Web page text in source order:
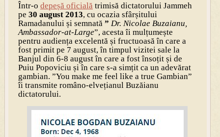
Într-o depeșă oficială trimisă dictatorului Jammeh
pe 30 august 2013, cu ocazia sfârșitului
Ramadanului și semnată ” Dr. Nicolae Buzaianu,
Ambassador-at-Large”, acesta îi mulțumește
pentru audiența excelentă și fructuoasă în care a
fost primit pe 7 august, în timpul vizitei sale la
Banjul din 6-8 august în care a fost însoțit și de
Puiu Popoviciu și în care s-a simțit ca un adevărat
gambian. ”You make me feel like a true Gambian”
îi transmite româno-elvețianul Buzăianu
dictatorului.